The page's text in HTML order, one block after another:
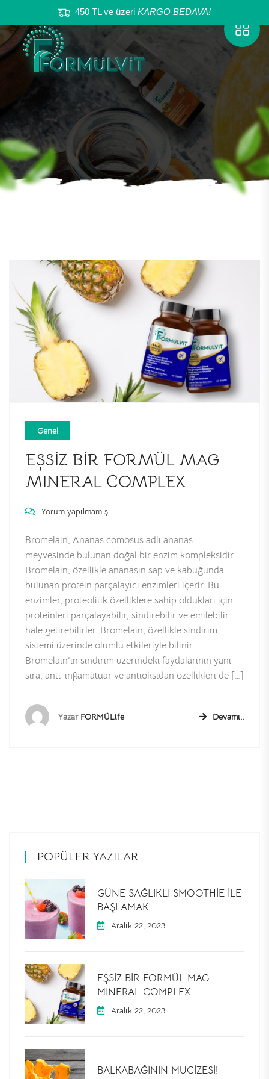
450 TL ve üzeri KARGO BEDAVA!
Genel
EŞSIZ BIR FORMÜL MAG
MINERAL COMPLEX
Yorum yapılmamış
Bromelain, Ananas comosus adlı ananas
meyvesinde bulunan doğal bir enzim kompleksidir.
Bromelain, özellikle ananasın sap ve kabuğunda
bulunan protein parçalayıcı enzimleri içerir. Bu
enzimler, proteolitik özelliklere sahip oldukları için
proteinleri parçalayabilir, sindirebilir ve emilebilir
hale getirebilirler. Bromelain, özellikle sindirim
sistemi üzerinde olumlu etkileriyle bilinir.
Bromelain’in sindirim üzerindeki faydalarının yanı
sıra, anti-inflamatuar ve antioksidan özellikleri de […]
Yazar FORMÜLife Devamı..
POPÜLER YAZILAR
GÜNE SAĞLIKLI SMOOTHIE ILE
BAŞLAMAK
Aralık 22, 2023
EŞSIZ BIR FORMÜL MAG
MINERAL COMPLEX
Aralık 22, 2023
BALKABAĞININ MUCIZESI!